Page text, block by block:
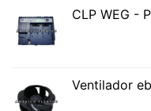
CLP WEG -
Ventilador